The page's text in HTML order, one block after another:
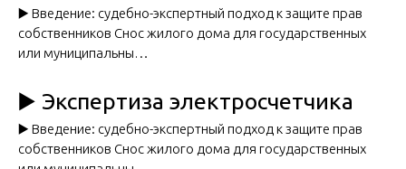
▶️ Введение: судебно-экспертный подход к защите прав
собственников Снос жилого дома для государственных
или муниципальны…
▶️ Экспертиза электросчетчика
▶️ Введение: судебно-экспертный подход к защите прав
собственников Снос жилого дома для государственных